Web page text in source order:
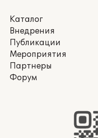
Каталог
Внедрения
Публикации
Мероприятия
Партнеры
Форум